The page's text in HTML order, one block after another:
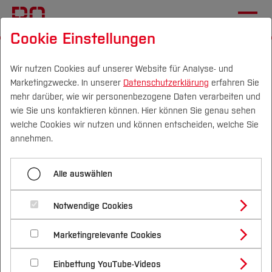
Campus Personen DE|EN Quicklinks
Studium
Studienangebote
Bachelorstudiengänge
Masterstudiengänge
Vor dem Studium
Bewerben & Einschreiben
Bewerbungsportal
Im Studium
Studienbüros und Prüfungen
Nach dem Studium
Forschung & Transfer
Profil
Forschungs- und Transferprofil
Schwerpunkte (FuT)
Beratung & Förderung
Nachhaltigkeit
Nachhaltigkeit studieren
International
Alle Modelle
ThyssenKrupp SunRiser 2019
Menü aufklappen
Hans Go! 2003
Hans Go! 2005
SolarWorld No. 1
BOcruiser
thyssenkrupp SunRiser
2019
Cookie Einstellungen
Wir nutzen Cookies auf unserer Website für Analyse- und
Marketingzwecke. In unserer Datenschutzerklärung erfahren Sie
mehr darüber, wie wir personenbezogene Daten verarbeiten und
wie Sie uns kontaktieren können. Hier können Sie genau sehen
welche Cookies wir nutzen und können entscheiden, welche Sie
annehmen.
Alle auswählen
Notwendige Cookies
Marketingrelevante Cookies
Einbettung YouTube-Videos